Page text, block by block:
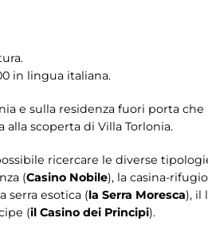
in lingua italiana.
e sulla residenza fuori porta
scoperta di Villa Torlonia.
ricercare le diverse
(Casino Nobile), la casina-
serra esotica (la Serra Moresca), il
(il Casino dei Principi).